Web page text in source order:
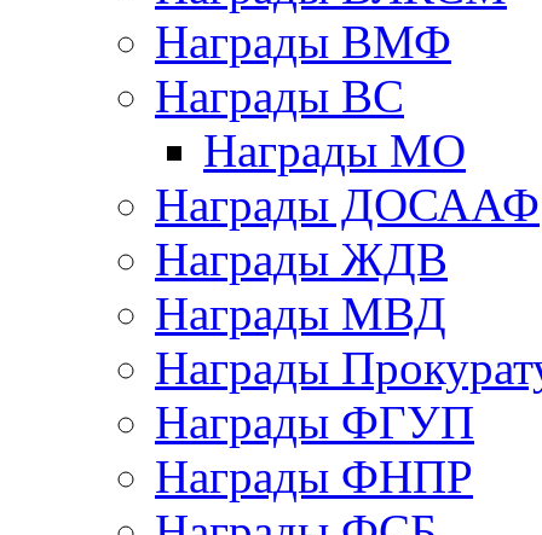
Награды ВМФ
Награды ВС
Награды МО
Награды ДОСААФ
Награды ЖДВ
Награды МВД
Награды
Награды ФГУП
Награды ФНПР